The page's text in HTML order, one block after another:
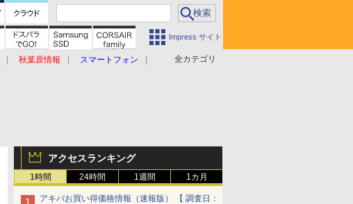
Impress サイト
全カテゴリ
秋葉原情報
スマートフォン
アクセスランキング
1時間 24時間 1週間 1カ月
アキバお買い得価格情報（速報版） 【 調査日：